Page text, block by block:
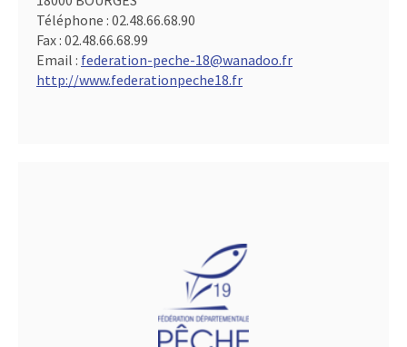
Téléphone : 02.48.66.68.90
Fax : 02.48.66.68.99
Email : federation-peche-18@wanadoo.fr
http://www.federationpeche18.fr